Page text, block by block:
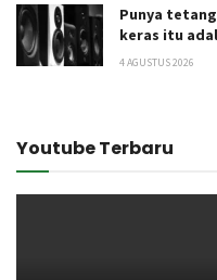
Punya
keras itu
4 AGUSTUS 2026
Youtube Terbaru